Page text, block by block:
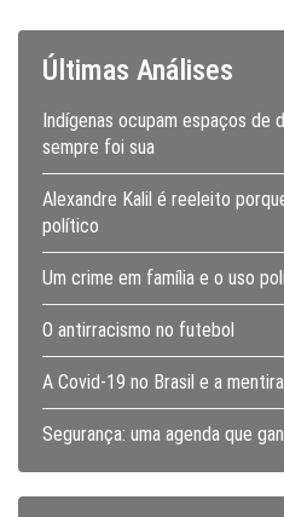
Últimas Análises
Indígenas ocupam espaços de
sempre foi sua
Alexandre Kalil é reeleito
político
Um crime em família e o uso
O antirracismo no futebol
A Covid-19 no Brasil e a
Segurança: uma agenda que